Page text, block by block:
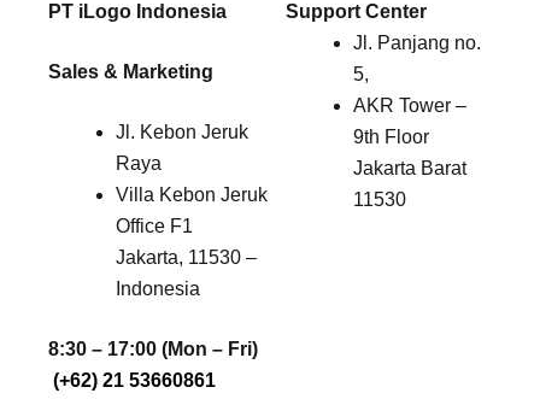
PT iLogo Indonesia
Sales & Marketing
Jl. Kebon Jeruk
Raya
Villa Kebon Jeruk
Office F1
Jakarta, 11530 –
Indonesia
8:30 – 17:00 (Mon – Fri)
(+62) 21 53660861
Support Center
Jl. Panjang no.
5,
AKR Tower –
9th Floor
Jakarta Barat
11530